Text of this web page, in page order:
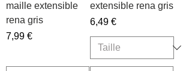
maille extensible
rena gris
Prix
7,99 €
extensible rena gris
Prix
6,49 €